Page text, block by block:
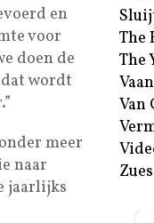
en
voor
doen de
wordt
meer
naar
jaarlijks
The
The
Van